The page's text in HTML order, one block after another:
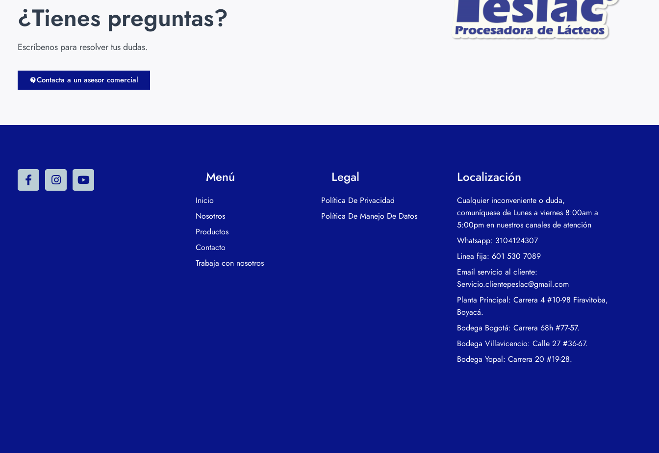
¿Tienes preguntas?
Escríbenos para resolver tus dudas.
Contacta a un asesor comercial
Menú
Inicio
Nosotros
Productos
Contacto
Trabaja con nosotros
Legal
Política De Privacidad
Política De Manejo De Datos
Localización
Cualquier inconveniente o duda,
comuníquese de Lunes a viernes 8:00am a
5:00pm en nuestros canales de atención
Whatsapp: 3104124307
Linea fija: 601 530 7089
Email servicio al cliente:
Servicio.clientepeslac@gmail.com
Planta Principal: Carrera 4 #10-98 Firavitoba,
Boyacá.
Bodega Bogotá: Carrera 68h #77-57.
Bodega Villavicencio: Calle 27 #36-67.
Bodega Yopal: Carrera 20 #19-28.